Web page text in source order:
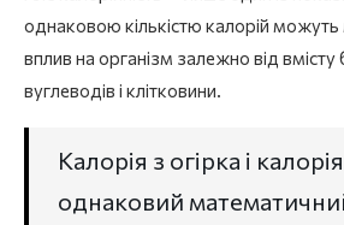
однаковою кількістю калорій можуть
вплив на організм залежно від вмісту
вуглеводів і клітковини.
Калорія з огірка і
однаковий